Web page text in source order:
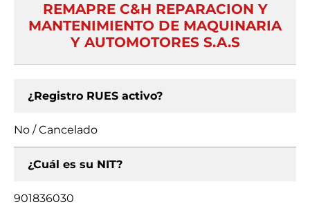
REMAPRE C&H REPARACION Y
MANTENIMIENTO DE MAQUINARIA
Y AUTOMOTORES S.A.S
¿Registro RUES activo?
No / Cancelado
¿Cuál es su NIT?
901836030